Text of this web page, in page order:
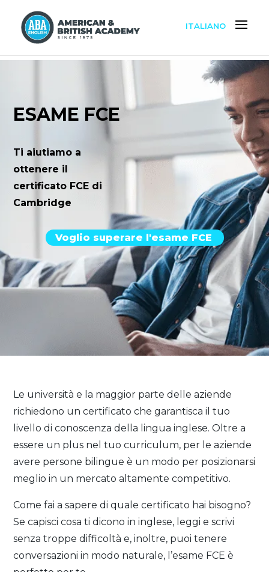
ITALIANO
ESAME FCE
Ti aiutiamo a
ottenere il
certificato FCE di
Cambridge
Voglio superare l'esame FCE
Le università e la maggior parte delle aziende
richiedono un certificato che garantisca il tuo
livello di conoscenza della lingua inglese. Oltre a
essere un plus nel tuo curriculum, per le aziende
avere persone bilingue è un modo per posizionarsi
meglio in un mercato altamente competitivo.
Come fai a sapere di quale certificato hai bisogno?
Se capisci cosa ti dicono in inglese, leggi e scrivi
senza troppe difficoltà e, inoltre, puoi tenere
conversazioni in modo naturale, l’esame FCE è